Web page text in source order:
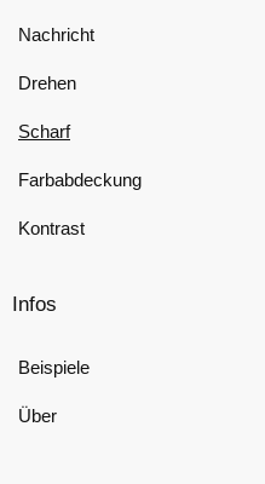
Nachricht
Drehen
Scharf
Farbabdeckung
Kontrast
Infos
Beispiele
Über